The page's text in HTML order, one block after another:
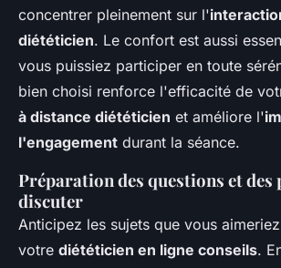
concentrer pleinement sur l'
diététicien. Le confort est aussi
vous puissiez participer en toute
bien choisi renforce l'efficacité de
à distance diététicien et améliore l'
l'engagement durant la séance.
Préparation des questions et des
discuter
Anticipez les sujets que vous
votre diététicien en ligne conseils.